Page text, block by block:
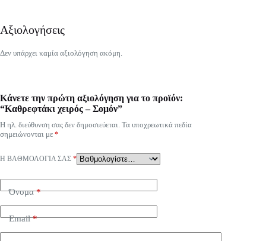
Αξιολογήσεις
Δεν υπάρχει καμία αξιολόγηση ακόμη.
Κάνετε την πρώτη αξιολόγηση για το προϊόν:
“Καθρεφτάκι χειρός – Σομόν”
Η ηλ. διεύθυνση σας δεν δημοσιεύεται. Τα υποχρεωτικά πεδία
σημειώνονται με *
Η ΒΑΘΜΟΛΟΓΊΑ ΣΑΣ *
Όνομα*
Email*